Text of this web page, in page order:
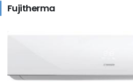
Haberleri
Fujitherma